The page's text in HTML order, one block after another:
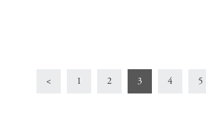
< 1 2 3 4 5